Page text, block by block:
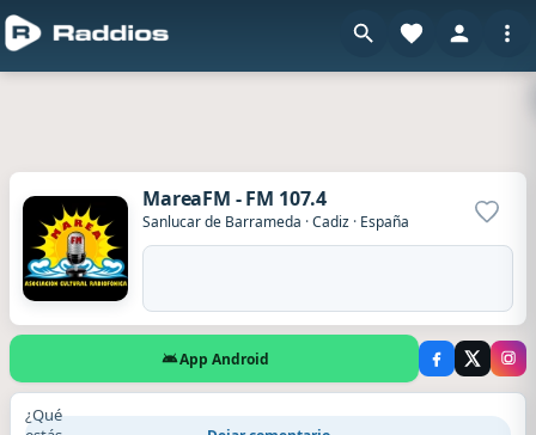
MareaFM - FM 107.4
Sanlucar de Barrameda ·Cadiz · España
App Android
¿Qué